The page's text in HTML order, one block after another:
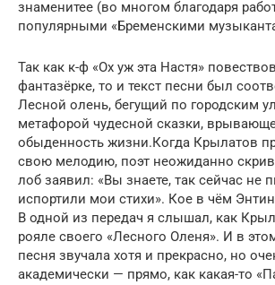
знаменитее (во многом благодаря
популярными «Бременскими
Так как к-ф «Ох уж эта Настя»
фантазёрке, то и текст песни был
Лесной олень, бегущий по городским
метафорой чудесной сказки,
обыденность жизни.Когда Крылатов
свою мелодию, поэт неожиданно
лоб заявил: «Вы знаете, так сейчас не
испортили мои стихи». Кое в чём
В одной из передач я слышал, как
рояле своего «Лесного Оленя». И в
песня звучала хотя и прекрасно, но
академически — прямо, как какая-то